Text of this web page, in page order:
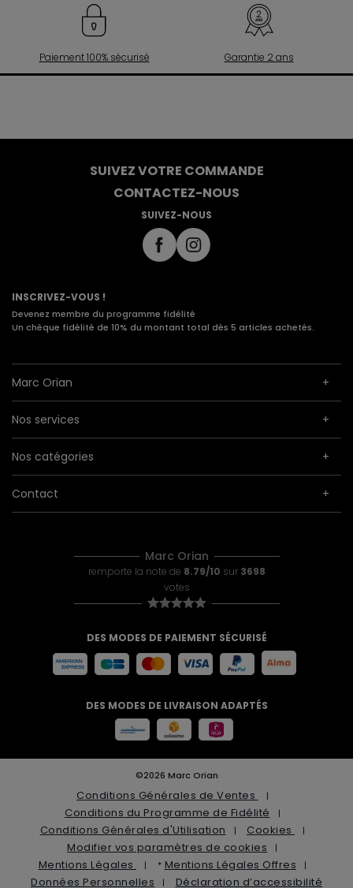
Paiement 100% sécurisé Garantie 2 ans
SUIVEZ VOTRE COMMANDE
CONTACTEZ-NOUS
SUIVEZ-NOUS
INSCRIVEZ-VOUS !
Devenez membre du programme fidélité
Un chèque fidélité de 10% du montant total dès 5 articles achetés.
Marc Orian
Nos services
Nos catégories
Contact
Marc Orian
remporte la note de 8.79/10 sur 3698
votes
DES MODES DE PAIEMENT SÉCURISÉ
DES MODES DE LIVRAISON ADAPTÉS
©2026 Marc Orian
Conditions Générales de Ventes
Conditions du Programme de Fidélité
Conditions Générales d'Utilisation
Cookies
Modifier vos paramètres de cookies
Mentions Légales
* Mentions Légales Offres
Données Personnelles
Déclaration d’accessibilité